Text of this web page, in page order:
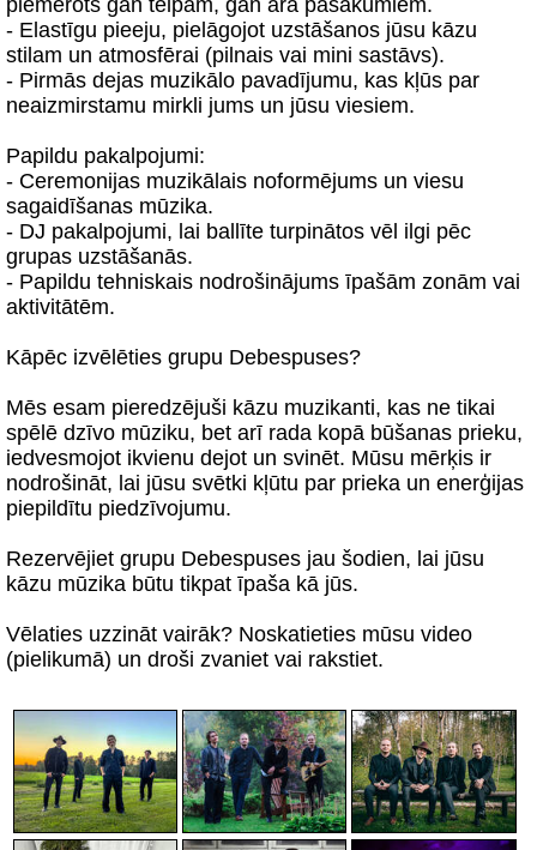
piemērots gan telpām, gan āra pasākumiem.
- Elastīgu pieeju, pielāgojot uzstāšanos jūsu kāzu
stilam un atmosfērai (pilnais vai mini sastāvs).
- Pirmās dejas muzikālo pavadījumu, kas kļūs par
neaizmirstamu mirkli jums un jūsu viesiem.
Papildu pakalpojumi:
- Ceremonijas muzikālais noformējums un viesu
sagaidīšanas mūzika.
- DJ pakalpojumi, lai ballīte turpinātos vēl ilgi pēc
grupas uzstāšanās.
- Papildu tehniskais nodrošinājums īpašām zonām vai
aktivitātēm.
Kāpēc izvēlēties grupu Debespuses?
Mēs esam pieredzējuši kāzu muzikanti, kas ne tikai
spēlē dzīvo mūziku, bet arī rada kopā būšanas prieku,
iedvesmojot ikvienu dejot un svinēt. Mūsu mērķis ir
nodrošināt, lai jūsu svētki kļūtu par prieka un enerģijas
piepildītu piedzīvojumu.
Rezervējiet grupu Debespuses jau šodien, lai jūsu
kāzu mūzika būtu tikpat īpaša kā jūs.
Vēlaties uzzināt vairāk? Noskatieties mūsu video
(pielikumā) un droši zvaniet vai rakstiet.